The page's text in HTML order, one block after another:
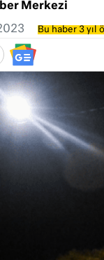
Merkezi
Bu haber 3 yıl